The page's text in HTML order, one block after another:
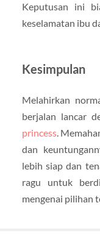
Keputusan ini
keselamatan ibu
Kesimpulan
Melahirkan
berjalan lancar
princess.
dan
lebih siap dan
ragu untuk
mengenai pilihan